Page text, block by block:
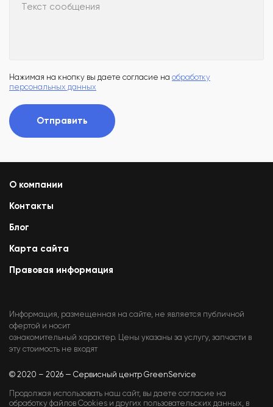
Текст сообщения
Нажимая на кнопку вы даете согласие на обработку
персональных данных
Отправить
О компании
Контакты
Блог
Карта сайта
Правовая информация
Информация, размещенная на сайте, не является публичной
офертой и носит
ознакомительный характер. Цены указаны за услугу, запчасти в
эту стоимость не входят
© 2020 – 2026 — Сервисный центр GreenService
Продолжая использовать наш сайт, вы даете согласие на
обработку файлов Cookies и других пользовательских данных, в